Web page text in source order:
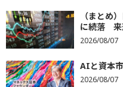
（まとめ
に続落 来
2026/08/07
AIと資本
2026/08/07